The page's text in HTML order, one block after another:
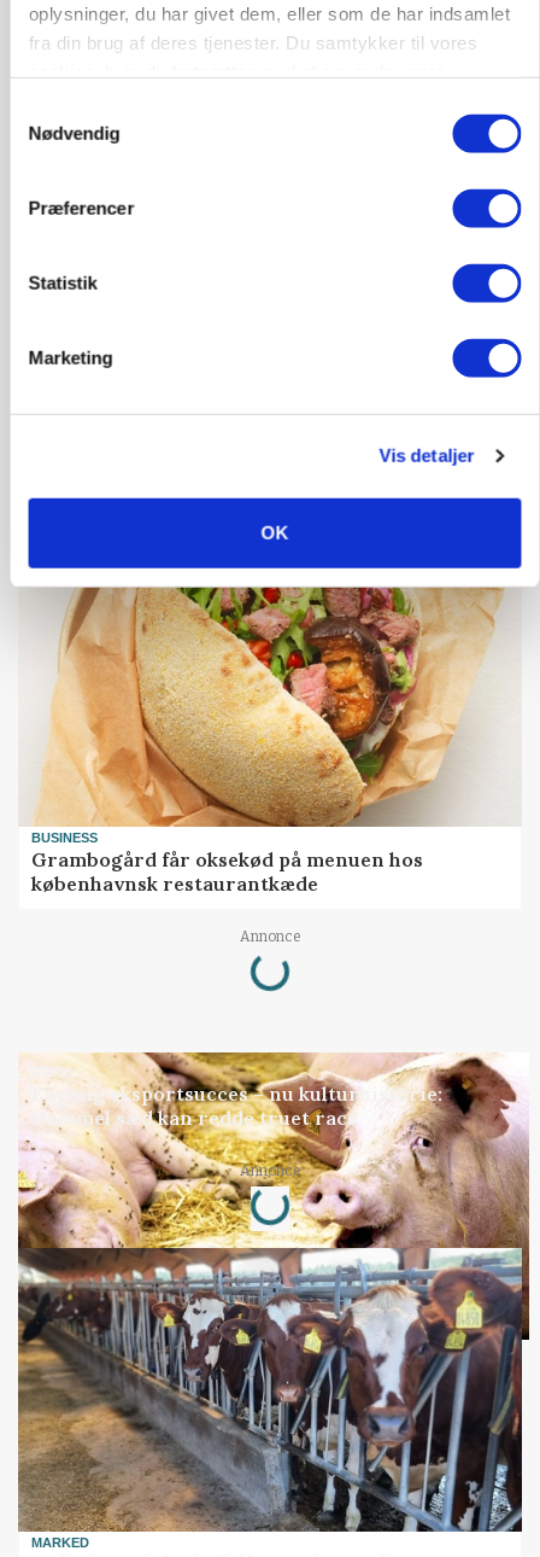
oplysninger, du har givet dem, eller som de har indsamlet
fra din brug af deres tjenester. Du samtykker til vores
Nødvendig
Præferencer
Statistik
Marketing
Vis detaljer
OK
Lave grisepriser og nye regler øger landbobanks
forsigtighed
Olien styrer råvaremarkederne
BUSINESS
Grambogård får oksekød på menuen hos
københavnsk restaurantkæde
Annonce
Loading...
GRISE
Engang eksportsucces – nu kulturhistorie:
Gammel sæd kan redde truet race
Annonce
Loading...
MARKED